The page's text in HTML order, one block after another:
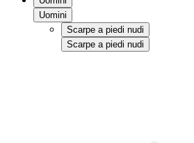
Uomini
Scarpe a piedi nudi
Scarpe a piedi nudi